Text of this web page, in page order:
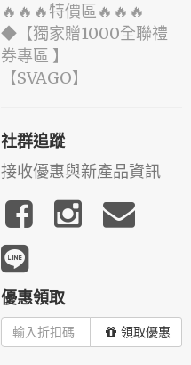
🔥🔥🔥特價區🔥🔥🔥
◆【獨家贈1000全聯禮
券專區 】
️【SVAGO】️
社群追蹤
接收優惠與新產品資訊
優惠領取
領取優惠